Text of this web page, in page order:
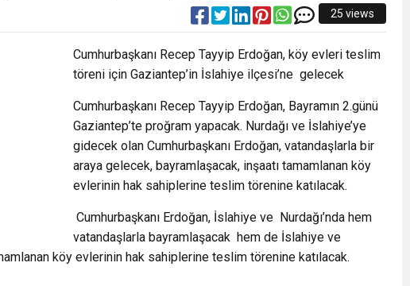
25 views
Cumhurbaşkanı Recep Tayyip Erdoğan, köy evleri teslim
töreni için Gaziantep’in İslahiye ilçesi’ne gelecek
Cumhurbaşkanı Recep Tayyip Erdoğan, Bayramın 2.günü
Gaziantep’te proğram yapacak. Nurdağı ve İslahiye’ye
gidecek olan Cumhurbaşkanı Erdoğan, vatandaşlarla bir
araya gelecek, bayramlaşacak, inşaatı tamamlanan köy
evlerinin hak sahiplerine teslim törenine katılacak.
Cumhurbaşkanı Erdoğan, İslahiye ve Nurdağı’nda hem
vatandaşlarla bayramlaşacak hem de İslahiye ve
köy evlerinin hak sahiplerine teslim törenine katılacak.